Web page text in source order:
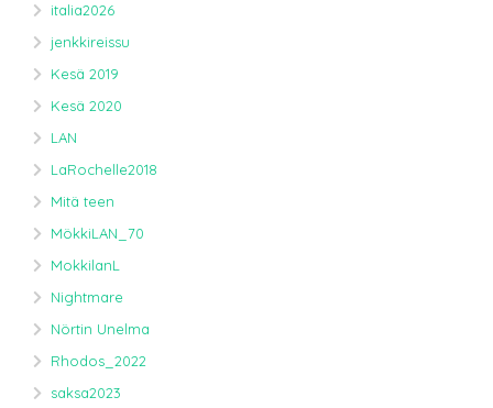
italia2026
jenkkireissu
Kesä 2019
Kesä 2020
LAN
LaRochelle2018
Mitä teen
MökkiLAN_70
MokkilanL
Nightmare
Nörtin Unelma
Rhodos_2022
saksa2023